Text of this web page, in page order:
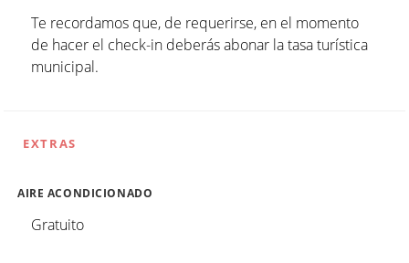
Te recordamos que, de requerirse, en el momento
de hacer el check-in deberás abonar la tasa turística
municipal.
EXTRAS
AIRE ACONDICIONADO
Gratuito